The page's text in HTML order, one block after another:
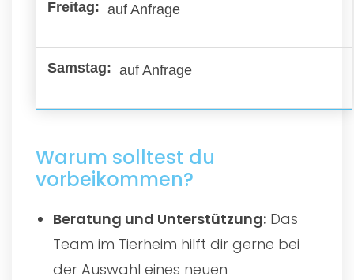
auf Anfrage
auf Anfrage
Warum solltest du
vorbeikommen?
Beratung und Unterstützung: Das
Team im Tierheim hilft dir gerne bei
der Auswahl eines neuen